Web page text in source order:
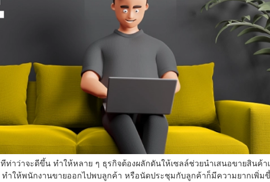
าว่าจะดีขึ้น ทำให้หลาย ๆ ธุรกิจต้องผลักดันให้เซลล์ช่วยนำเสนอขายสินค้า
ำให้พนักงานขายออกไปพบลูกค้า หรือนัดประชุมกับลูกค้าก็มีความยากเพิ่ม